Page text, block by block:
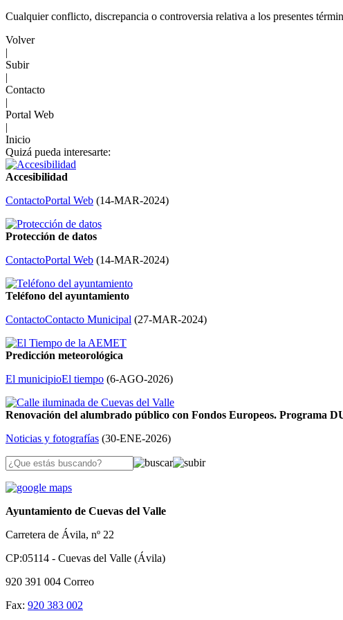
Cualquier conflicto, discrepancia o controversia relativa a los presentes
Volver
|
Subir
|
Contacto
|
Portal Web
|
Inicio
Quizá pueda interesarte:
Accesibilidad
ContactoPortal Web (14-MAR-2024)
Protección de datos
ContactoPortal Web (14-MAR-2024)
Teléfono del ayuntamiento
ContactoContacto Municipal (27-MAR-2024)
Predicción meteorológica
El municipioEl tiempo (6-AGO-2026)
Renovación del alumbrado público con Fondos Europeos. Programa
Noticias y fotografías (30-ENE-2026)
Ayuntamiento de Cuevas del Valle
Carretera de Ávila, nº 22
CP:05114 - Cuevas del Valle (Ávila)
920 391 004 Correo
Fax: 920 383 002